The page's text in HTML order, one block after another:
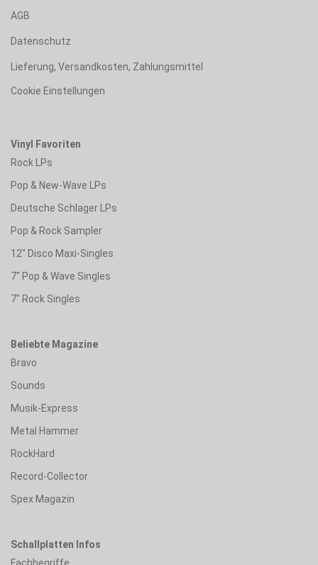
AGB
Datenschutz
Lieferung, Versandkosten, Zahlungsmittel
Cookie Einstellungen
Vinyl Favoriten
Rock LPs
Pop & New-Wave LPs
Deutsche Schlager LPs
Pop & Rock Sampler
12" Disco Maxi-Singles
7" Pop & Wave Singles
7" Rock Singles
Beliebte Magazine
Bravo
Sounds
Musik-Express
Metal Hammer
RockHard
Record-Collector
Spex Magazin
Schallplatten Infos
Fachbegriffe